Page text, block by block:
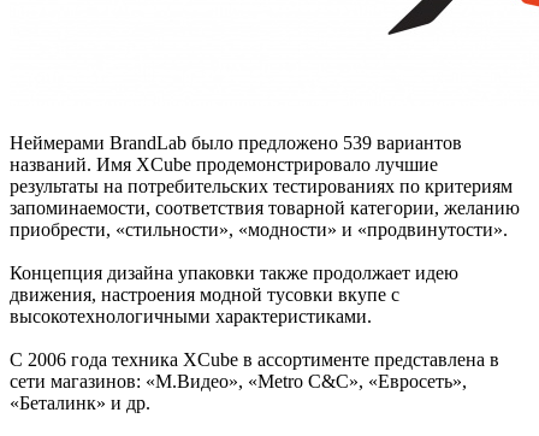
Неймерами BrandLab было предложено 539 вариантов
названий. Имя XСube продемонстрировало лучшие
результаты на потребительских тестированиях по критериям
запоминаемости, соответствия товарной категории, желанию
приобрести, «стильности», «модности» и «продвинутости».
Концепция дизайна упаковки также продолжает идею
движения, настроения модной тусовки вкупе с
высокотехнологичными характеристиками.
С 2006 года техника XCube в ассортименте представлена в
сети магазинов: «М.Видео», «Metro C&C», «Евросеть»,
«Беталинк» и др.